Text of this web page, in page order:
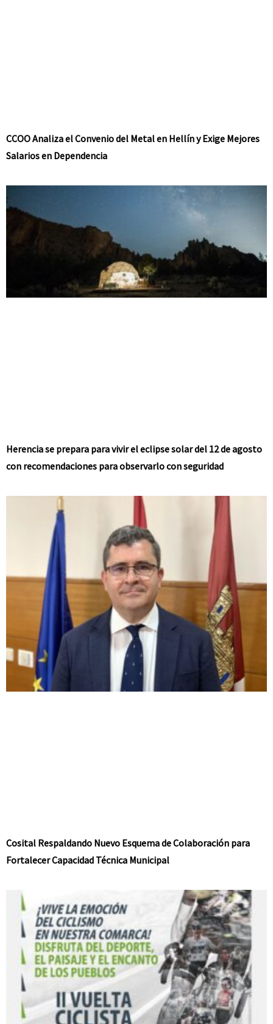
CCOO Analiza el Convenio del Metal en Hellín y Exige Mejores
Salarios en Dependencia
Herencia se prepara para vivir el eclipse solar del 12 de agosto
con recomendaciones para observarlo con seguridad
Cosital Respaldando Nuevo Esquema de Colaboración para
Fortalecer Capacidad Técnica Municipal